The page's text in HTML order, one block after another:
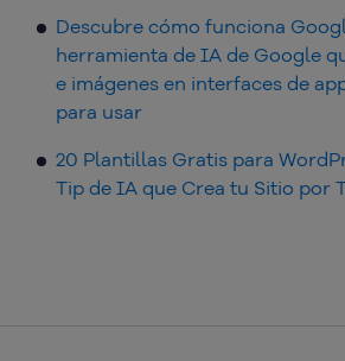
Descubre cómo funciona
herramienta de IA de Google
e imágenes en interfaces de
para usar
20 Plantillas Gratis para
Tip de IA que Crea tu Sitio por